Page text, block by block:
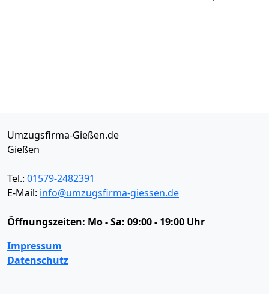
Umzugsfirma-Gießen.de
Gießen
Tel.: 01579-2482391
E-Mail: info@umzugsfirma-giessen.de
Öffnungszeiten: Mo - Sa: 09:00 - 19:00 Uhr
Impressum
Datenschutz